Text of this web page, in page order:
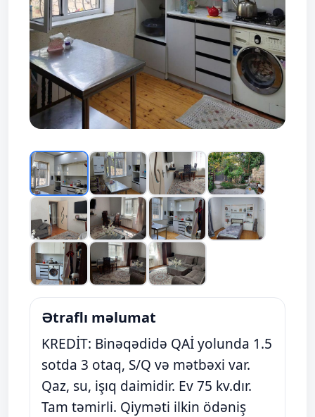
Ətraflı məlumat
KREDİT: Binəqədidə QAİ yolunda 1.5
sotda 3 otaq, S/Q və mətbəxi var.
Qaz, su, işıq daimidir. Ev 75 kv.dır.
Tam təmirli. Qiyməti ilkin ödəniş